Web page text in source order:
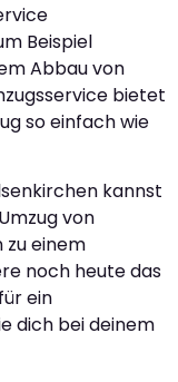
Beispiel
Abbau von
bietet
so einfach wie
kannst
von
einem
noch heute das
ein
dich bei deinem